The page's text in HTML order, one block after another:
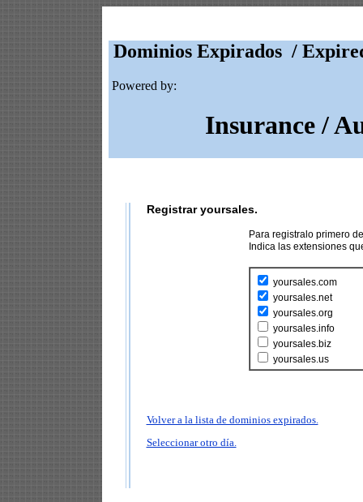
Dominios Expirados /
Powered by:
Insurance /
Registrar yoursales.
Para registralo primero
Indica las extensiones
yoursales.com
yoursales.net
yoursales.org
yoursales.info
yoursales.biz
yoursales.us
Volver a la lista de dominios expirados.
Seleccionar otro día.